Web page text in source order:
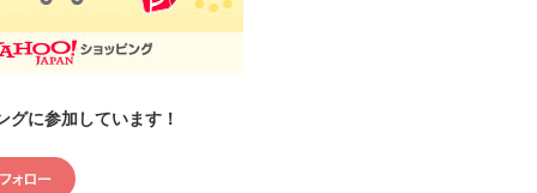
グに参加しています！